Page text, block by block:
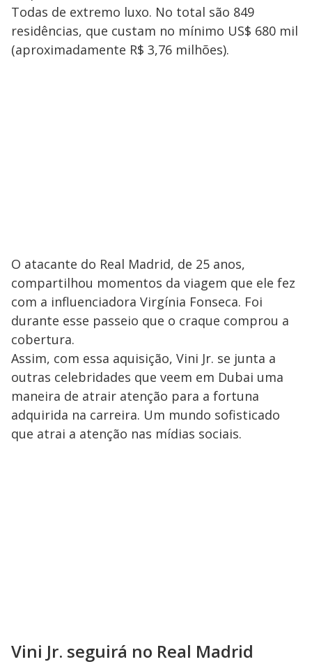
Todas de extremo luxo. No total são 849
residências, que custam no mínimo US$ 680 mil
(aproximadamente R$ 3,76 milhões).
O atacante do Real Madrid, de 25 anos,
compartilhou momentos da viagem que ele fez
com a influenciadora Virgínia Fonseca. Foi
durante esse passeio que o craque comprou a
cobertura.
Assim, com essa aquisição, Vini Jr. se junta a
outras celebridades que veem em Dubai uma
maneira de atrair atenção para a fortuna
adquirida na carreira. Um mundo sofisticado
que atrai a atenção nas mídias sociais.
Vini Jr. seguirá no Real Madrid